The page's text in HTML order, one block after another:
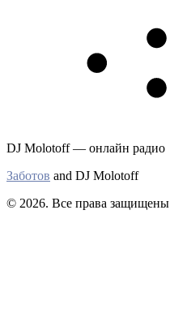
DJ Molotoff — онлайн радио
Заботов and DJ Molotoff
© 2026. Все права защищены